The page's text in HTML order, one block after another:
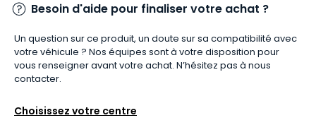
Besoin d'aide pour finaliser votre achat ?
Un question sur ce produit, un doute sur sa compatibilité avec
votre véhicule ? Nos équipes sont à votre disposition pour
vous renseigner avant votre achat. N’hésitez pas à nous
contacter.
Choisissez votre centre